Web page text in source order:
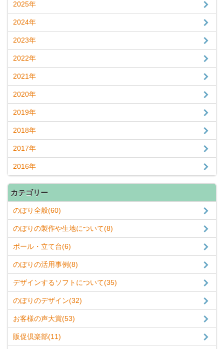
2025年
2024年
2023年
2022年
2021年
2020年
2019年
2018年
2017年
2016年
カテゴリー
のぼり全般(60)
のぼりの製作や生地について(8)
ポール・立て台(6)
のぼりの活用事例(8)
デザインするソフトについて(35)
のぼりのデザイン(32)
お客様の声大賞(53)
販促倶楽部(11)